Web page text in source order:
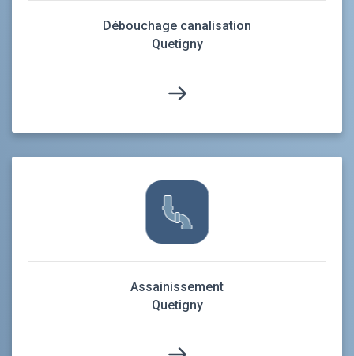
Débouchage canalisation
Quetigny
Assainissement
Quetigny